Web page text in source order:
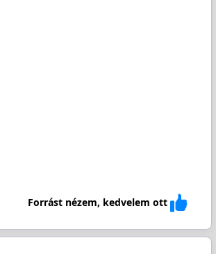
Forrást nézem, kedvelem ott